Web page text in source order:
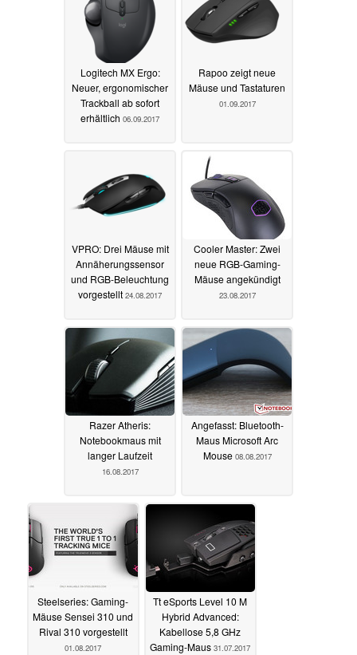
Logitech MX Ergo:
Neuer, ergonomischer
Trackball ab sofort
erhältlich 06.09.2017
Rapoo zeigt neue
Mäuse und Tastaturen
01.09.2017
VPRO: Drei Mäuse mit
Annäherungssensor
und RGB-Beleuchtung
vorgestellt 24.08.2017
Cooler Master: Zwei
neue RGB-Gaming-
Mäuse angekündigt
23.08.2017
Razer Atheris:
Notebookmaus mit
langer Laufzeit
16.08.2017
Angefasst: Bluetooth-
Maus Microsoft Arc
Mouse 08.08.2017
Steelseries: Gaming-
Mäuse Sensei 310 und
Rival 310 vorgestellt
01.08.2017
Tt eSports Level 10 M
Hybrid Advanced:
Kabellose 5,8 GHz
Gaming-Maus 31.07.2017